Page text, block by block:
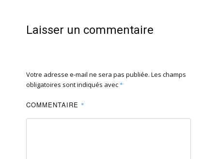
Laisser un commentaire
Votre adresse e-mail ne sera pas publiée. Les champs
obligatoires sont indiqués avec *
COMMENTAIRE *